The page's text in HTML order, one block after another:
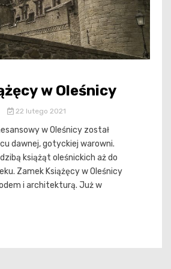
w Oleśnicy
22 lutego 2021
w Oleśnicy został
dawnej, gotyckiej warowni.
książąt oleśnickich aż do
Zamek Książęcy w Oleśnicy
i architekturą. Już w